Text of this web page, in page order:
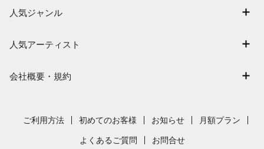
退会はこちら
難易度別に探す
まもなく配信
人気ジャンル
保育
発表会
人気アーティスト
新沢としひこ
会社概要・規約
採用情報
ご利用方法 初めてのお客様 お知らせ 月額プラン
よくあるご質問 お問合せ